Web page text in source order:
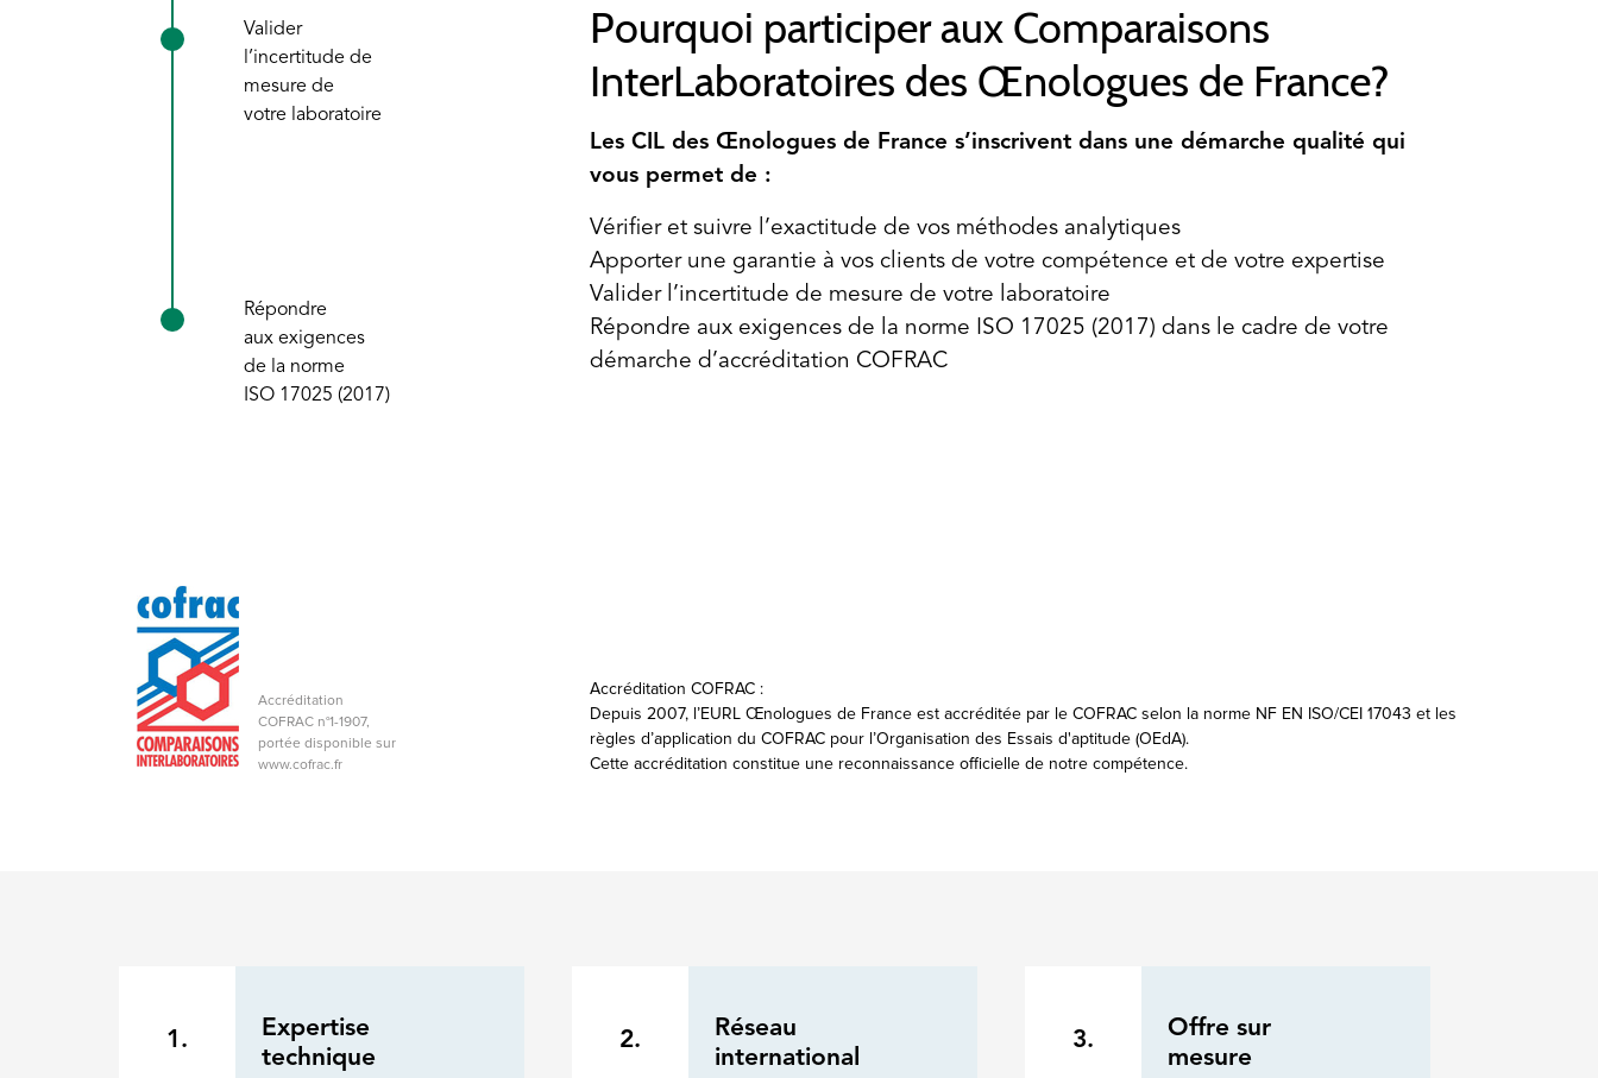
Valider
l’incertitude de
mesure de
votre laboratoire
Répondre
aux exigences
de la norme
ISO 17025 (2017)
Pourquoi participer aux Comparaisons
InterLaboratoires des Œnologues de France?
Les CIL des Œnologues de France s’inscrivent dans une démarche qualité qui
vous permet de :
Vérifier et suivre l’exactitude de vos méthodes analytiques
Apporter une garantie à vos clients de votre compétence et de votre expertise
Valider l’incertitude de mesure de votre laboratoire
Répondre aux exigences de la norme ISO 17025 (2017) dans le cadre de votre
démarche d’accréditation COFRAC
Accréditation
COFRAC n°1-1907,
portée disponible sur
www.cofrac.fr
Accréditation COFRAC :
Depuis 2007, l’EURL Œnologues de France est accréditée par le COFRAC selon la norme NF EN ISO/CEI 17043 et les
règles d’application du COFRAC pour l’Organisation des Essais d'aptitude (OEdA).
Cette accréditation constitue une reconnaissance officielle de notre compétence.
1.
Expertise
technique
2.
Réseau
international
3.
Offre sur
mesure